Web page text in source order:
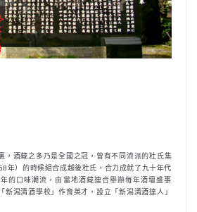
，酒藏之多乃是全國之冠，曾有不同流派的杜氏集
年）的時候組合成越後杜氏，合力成就了九十年代
的口味潮流，由當地酒藏連合舉辦每年酒壇盛事
新潟清酒學校」作育英才，設立「新潟清酒達人」